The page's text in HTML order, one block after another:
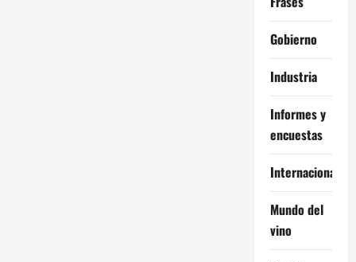
Gobierno
Industria
Informes y
encuestas
Internacional
Mundo del
vino